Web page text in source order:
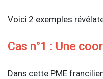
Voici 2 exemples
Cas n°1 : Une
Dans cette PME